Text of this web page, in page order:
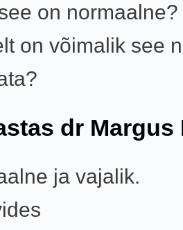
on normaalne?
on võimalik see
dr Margus
ja vajalik.